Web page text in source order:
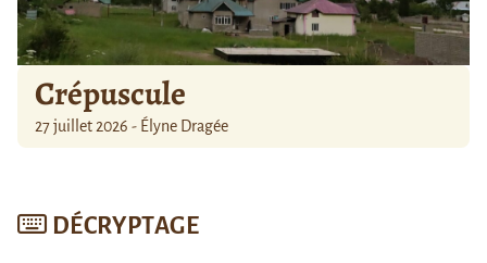
Crépuscule
27 juillet 2026 - Élyne Dragée
DÉCRYPTAGE